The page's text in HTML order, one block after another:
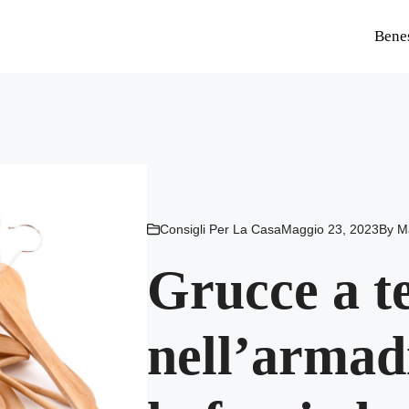
Consigli Per La CasaMaggio 23, 2023By
Grucce a